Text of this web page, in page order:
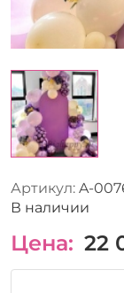
Артикул: A-
В наличии
Цена: 22